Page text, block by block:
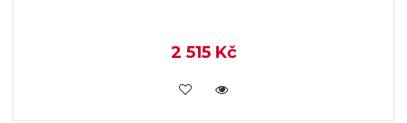
2 515 Kč
KOUPIT